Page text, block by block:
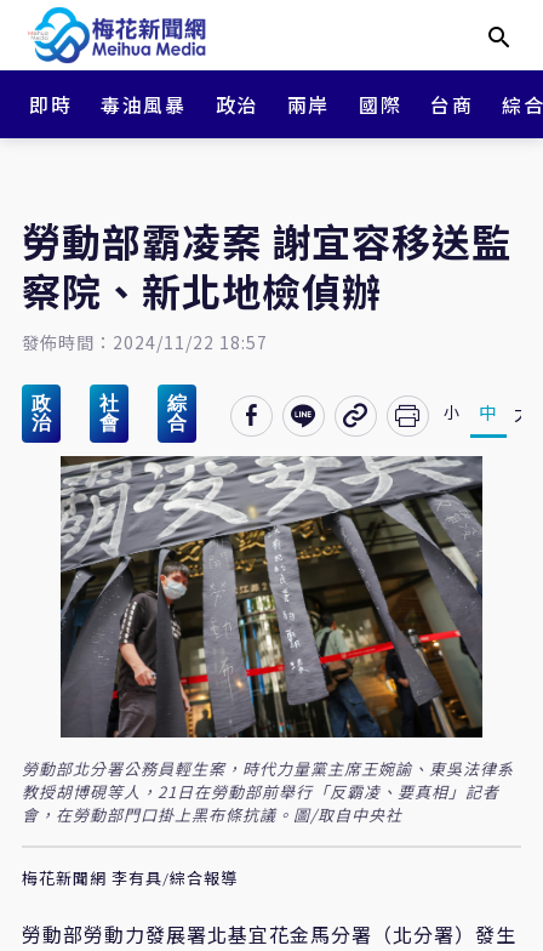
即時 毒油風暴 政治 兩岸 國際 台商 綜
勞動部霸凌案 謝宜容移送監
察院、新北地檢偵辦
發佈時間：2024/11/22 18:57
政
治
社
會
綜
合
小 中 大
勞動部北分署公務員輕生案，時代力量黨主席王婉諭、東吳法律系
教授胡博硯等人，21日在勞動部前舉行「反霸凌、要真相」記者
會，在勞動部門口掛上黑布條抗議。圖/取自中央社
梅花新聞網 李有具/綜合報導
勞動部勞動力發展署北基宜花金馬分署（北分署）發生